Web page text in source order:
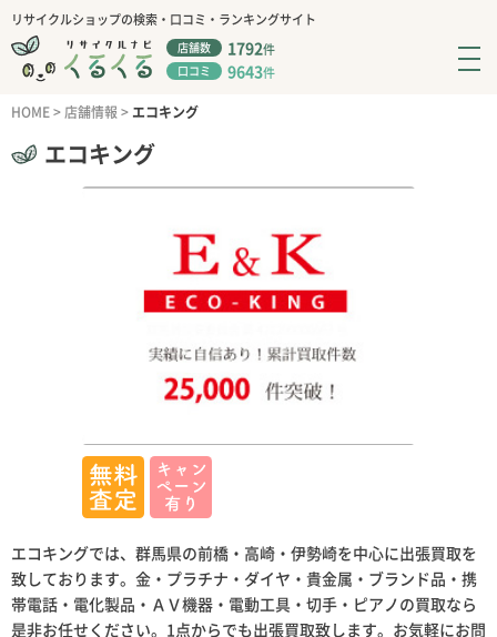
リサイクルショップの検索・口コミ・ランキングサイト
店舗数 1792件
口コミ 9643件
HOME>店舗情報 > エコキング
エコキング
エコキングでは、群馬県の前橋・高崎・伊勢崎を中心に出張買取を
致しております。金・プラチナ・ダイヤ・貴金属・ブランド品・携
帯電話・電化製品・ＡＶ機器・電動工具・切手・ピアノの買取なら
是非お任せください。1点からでも出張買取致します。お気軽にお問